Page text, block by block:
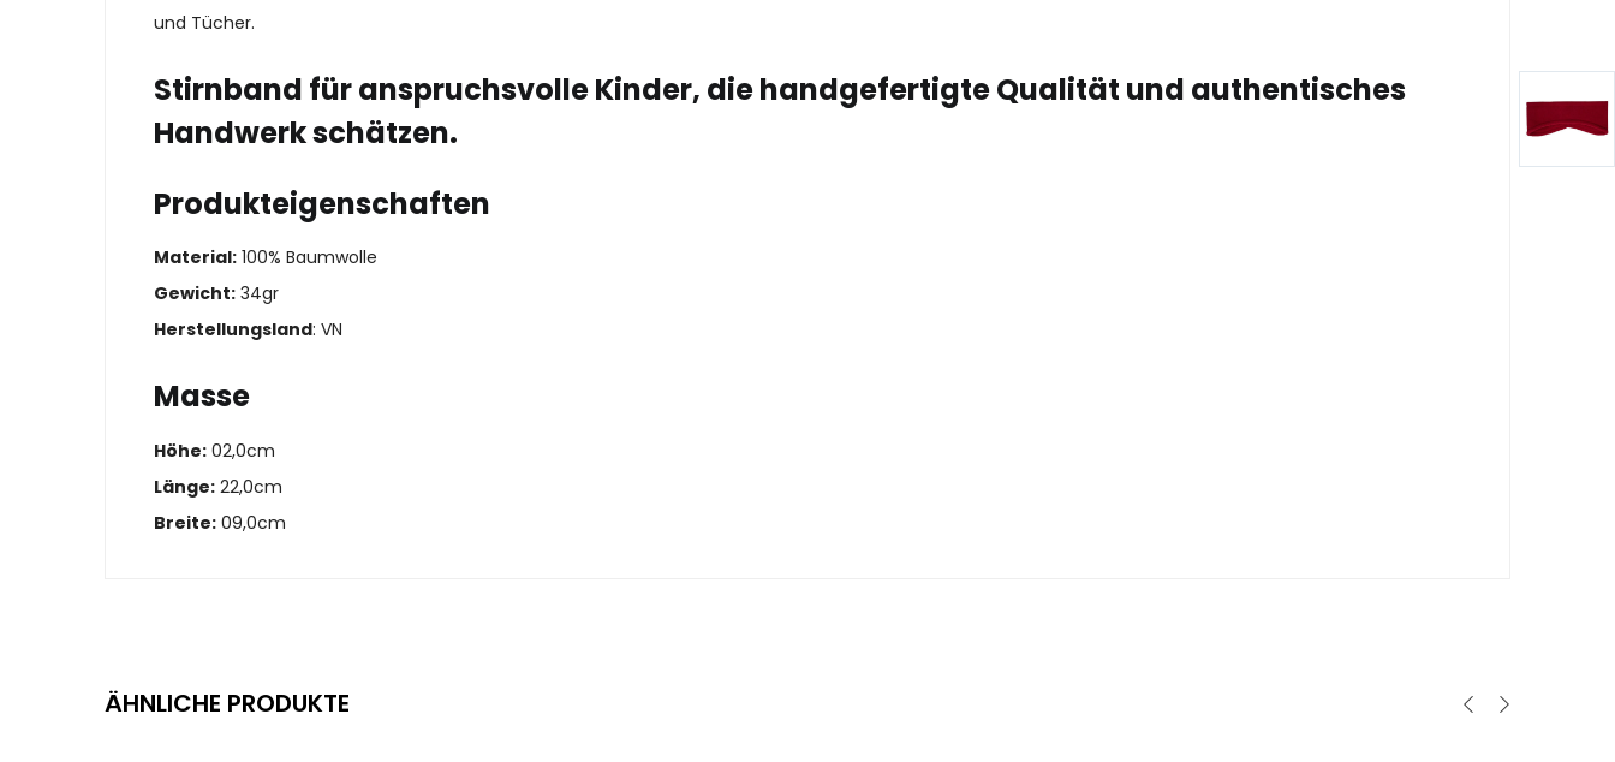
und Tücher.
Stirnband für anspruchsvolle Kinder, die handgefertigte Qualität und authentisches
Handwerk schätzen.
Produkteigenschaften
Material: 100% Baumwolle
Gewicht: 34gr
Herstellungsland: VN
Masse
Höhe: 02,0cm
Länge: 22,0cm
Breite: 09,0cm
ÄHNLICHE PRODUKTE